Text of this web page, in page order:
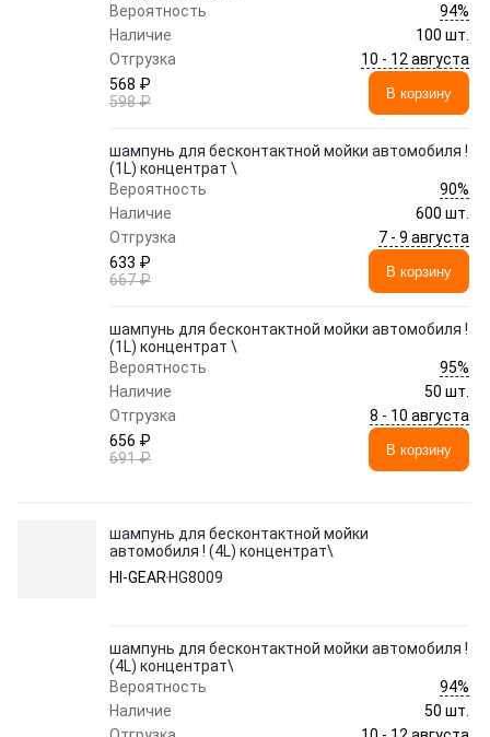
Вероятность
94%
Наличие
100 шт.
Отгрузка
10 - 12 августа
568 ₽
598 ₽
В корзину
шампунь для бесконтактной мойки автомобиля !
(1L) концентрат \
Вероятность
90%
Наличие
600 шт.
Отгрузка
7 - 9 августа
633 ₽
667 ₽
В корзину
шампунь для бесконтактной мойки автомобиля !
(1L) концентрат \
Вероятность
95%
Наличие
50 шт.
Отгрузка
8 - 10 августа
656 ₽
691 ₽
В корзину
шампунь для бесконтактной мойки
автомобиля ! (4L) концентрат\
HI-GEAR HG8009
шампунь для бесконтактной мойки автомобиля !
(4L) концентрат\
Вероятность
94%
Наличие
50 шт.